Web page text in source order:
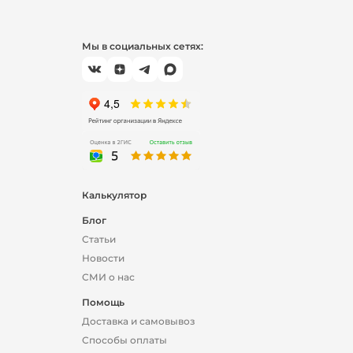
Мы в социальных сетях:
Калькулятор
Блог
Статьи
Новости
СМИ о нас
Помощь
Доставка и самовывоз
Способы оплаты